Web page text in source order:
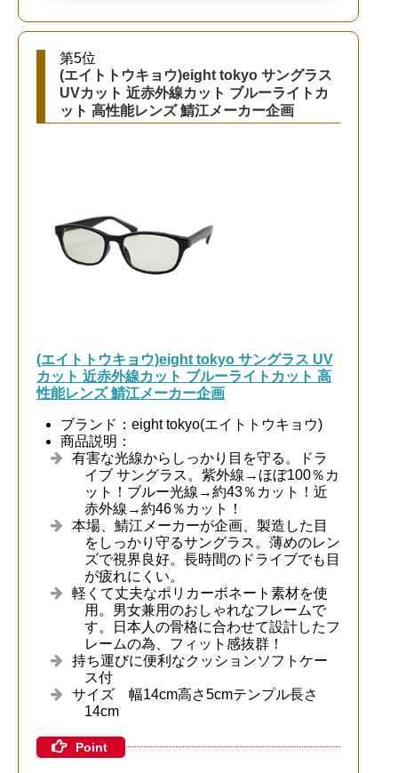
第5位
(エイトトウキョウ)eight tokyo サングラス
UVカット 近赤外線カット ブルーライトカ
ット 高性能レンズ 鯖江メーカー企画
(エイトトウキョウ)eight tokyo サングラス UV
カット 近赤外線カット ブルーライトカット 高
性能レンズ 鯖江メーカー企画
ブランド：eight tokyo(エイトトウキョウ)
商品説明：
有害な光線からしっかり目を守る。ドラ
イブ サングラス。紫外線→ほぼ100％カ
ット！ブルー光線→約43％カット！近
赤外線→約46％カット！
本場、鯖江メーカーが企画、製造した目
をしっかり守るサングラス。薄めのレン
ズで視界良好。長時間のドライブでも目
が疲れにくい。
軽くて丈夫なポリカーボネート素材を使
用。男女兼用のおしゃれなフレームで
す。日本人の骨格に合わせて設計したフ
レームの為、フィット感抜群！
持ち運びに便利なクッションソフトケー
ス付
サイズ 幅14cm高さ5cmテンプル長さ
14cm
Point